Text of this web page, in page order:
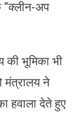
“क्लीन-अप
की भूमिका भी
मंत्रालय ने
हवाला देते हुए